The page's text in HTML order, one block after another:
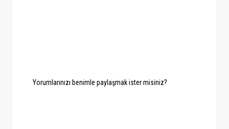
Yorumlarınızı benimle paylaşmak ister misiniz?